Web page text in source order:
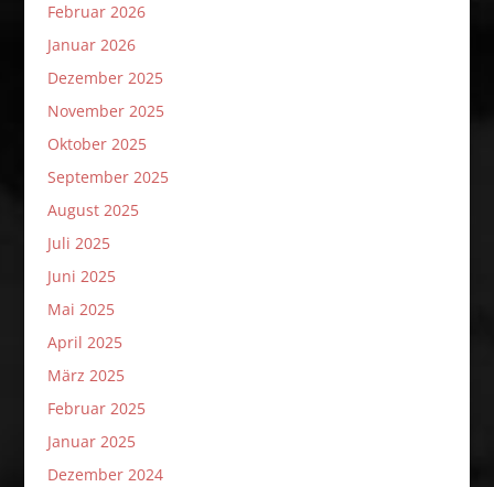
Februar 2026
Januar 2026
Dezember 2025
November 2025
Oktober 2025
September 2025
August 2025
Juli 2025
Juni 2025
Mai 2025
April 2025
März 2025
Februar 2025
Januar 2025
Dezember 2024